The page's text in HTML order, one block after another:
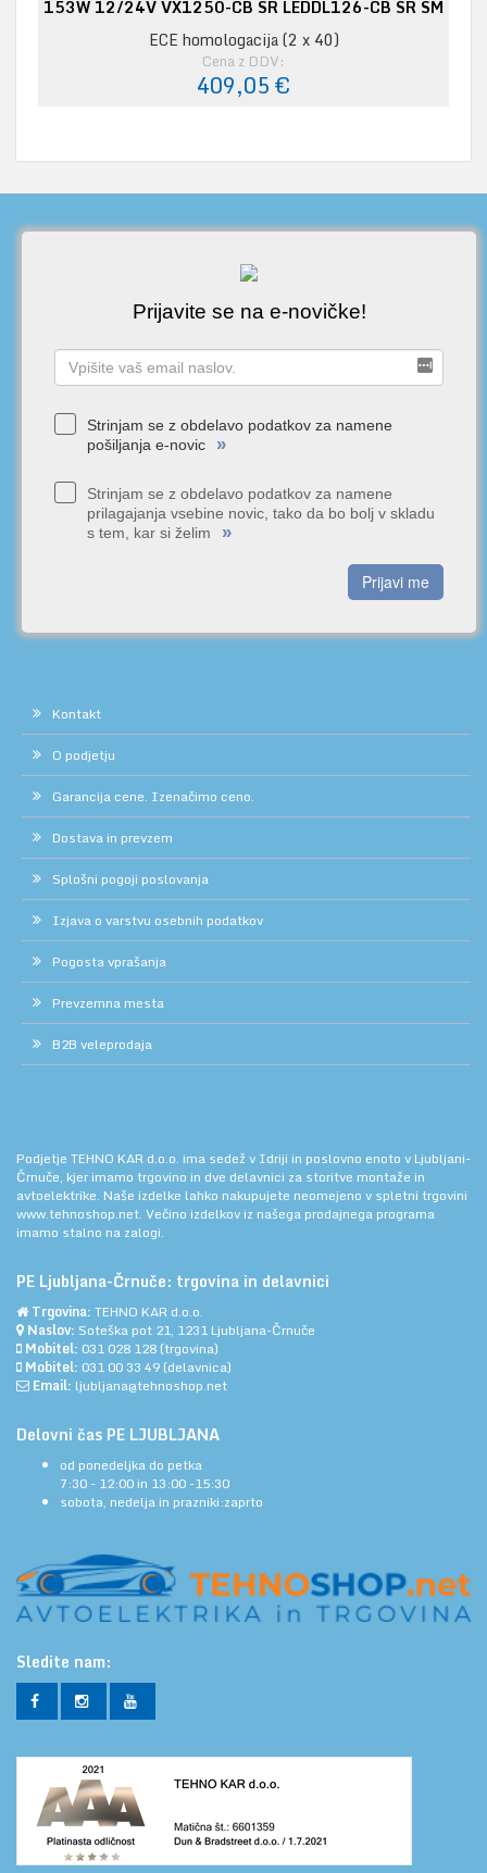
153W 12/24V VX1250-CB SR LEDDL126-CB SR SM
ECE homologacija (2 x 40)
Cena z DDV:
409,05 €
Prijavite se na e-novičke!
Strinjam se z obdelavo podatkov za namene
pošiljanja e-novic
»
Strinjam se z obdelavo podatkov za namene
prilagajanja vsebine novic, tako da bo bolj v skladu
s tem, kar si želim
»
Prijavi me
Kontakt
O podjetju
Garancija cene. Izenačimo ceno.
Dostava in prevzem
Splošni pogoji poslovanja
Izjava o varstvu osebnih podatkov
Pogosta vprašanja
Prevzemna mesta
B2B veleprodaja
Podjetje TEHNO KAR d.o.o. ima sedež v Idriji in poslovno enoto v Ljubljani-
Črnuče, kjer imamo trgovino in dve delavnici za storitve montaže in
avtoelektrike. Naše izdelke lahko nakupujete neomejeno v spletni trgovini
www.tehnoshop.net. Večino izdelkov iz našega prodajnega programa
imamo stalno na zalogi.
PE Ljubljana-Črnuče: trgovina in delavnici
Trgovina: TEHNO KAR d.o.o.
Naslov: Soteška pot 21, 1231 Ljubljana-Črnuče
Mobitel: 031 028 128 (trgovina)
Mobitel: 031 00 33 49 (delavnica)
Email: ljubljana@tehnoshop.net
Delovni čas PE LJUBLJANA
od ponedeljka do petka
7:30 - 12:00 in 13:00 -15:30
sobota, nedelja in prazniki:zaprto
Sledite nam: